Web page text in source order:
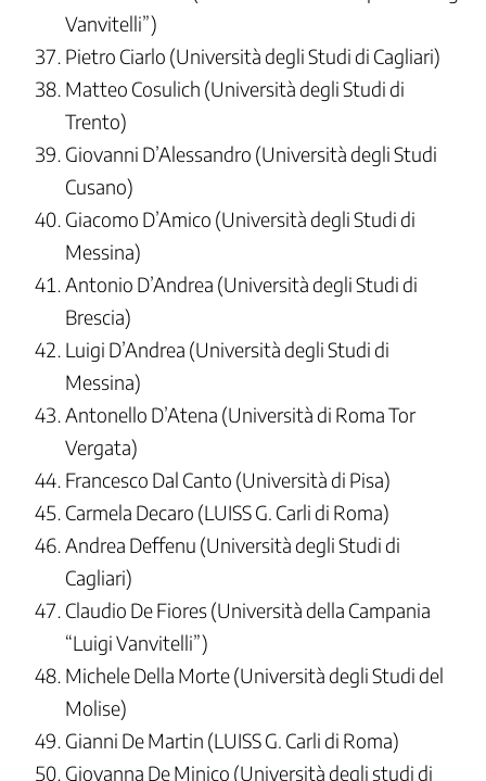
Vanvitelli”)
Pietro Ciarlo (Università degli Studi di Cagliari)
Matteo Cosulich (Università degli Studi di
Trento)
Giovanni D’Alessandro (Università degli Studi
Cusano)
Giacomo D’Amico (Università degli Studi di
Messina)
Antonio D’Andrea (Università degli Studi di
Brescia)
Luigi D’Andrea (Università degli Studi di
Messina)
Antonello D’Atena (Università di Roma Tor
Vergata)
Francesco Dal Canto (Università di Pisa)
Carmela Decaro (LUISS G. Carli di Roma)
Andrea Deffenu (Università degli Studi di
Cagliari)
Claudio De Fiores (Università della Campania
“Luigi Vanvitelli”)
Michele Della Morte (Università degli Studi del
Molise)
Gianni De Martin (LUISS G. Carli di Roma)
Giovanna De Minico (Università degli studi di